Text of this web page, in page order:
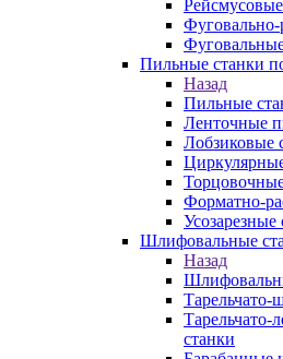
Фуговально-
Пильные станки
Назад
Пильные
Ленточные
Лобзиковые
Форматно-
Усозарезные
Шлифовальные
Назад
Тарельчато-
станки